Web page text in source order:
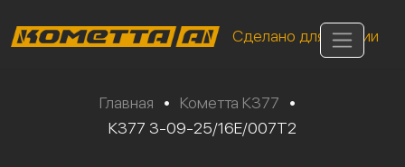
Сделано для России
Главная • Кометта К377
•
К377 3-09-25/16Е/007Т2